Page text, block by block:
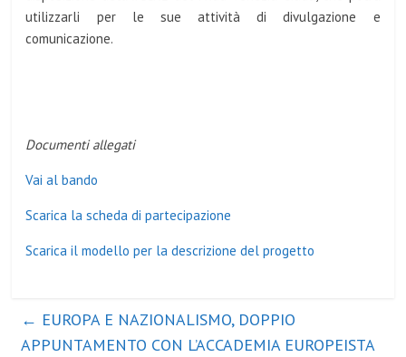
utilizzarli per le sue attività di divulgazione e
comunicazione.
Documenti allegati
Vai al bando
Scarica la scheda di partecipazione
Scarica il modello per la descrizione del progetto
← EUROPA E NAZIONALISMO, DOPPIO
APPUNTAMENTO CON L’ACCADEMIA EUROPEISTA